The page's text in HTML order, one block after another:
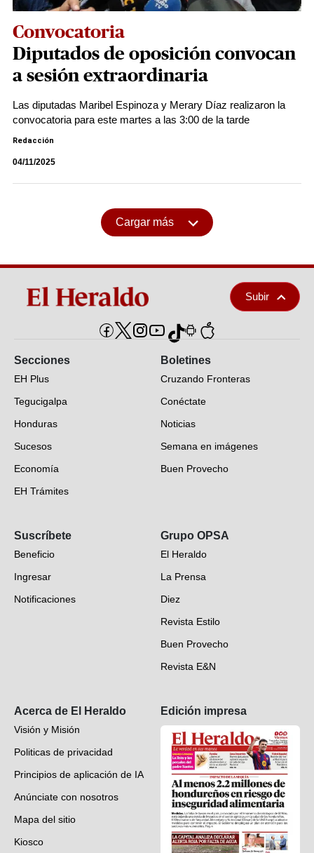
Convocatoria
Diputados de oposición convocan
a sesión extraordinaria
Las diputadas Maribel Espinoza y Merary Díaz realizaron la
convocatoria para este martes a las 3:00 de la tarde
Redacción
04/11/2025
Cargar más
Subir
Secciones
EH Plus
Tegucigalpa
Honduras
Sucesos
Economía
EH Trámites
EH Verifica
Fotogalerías
Deportes
Videos
Boletines
Cruzando Fronteras
Conéctate
Noticias
Semana en imágenes
Buen Provecho
Suscríbete
Beneficio
Ingresar
Notificaciones
Grupo OPSA
El Heraldo
La Prensa
Diez
Revista Estilo
Buen Provecho
Revista E&N
Acerca de El Heraldo
Visión y Misión
Politicas de privacidad
Principios de aplicación de IA
Anúnciate con nosotros
Mapa del sitio
Kiosco
Edición impresa